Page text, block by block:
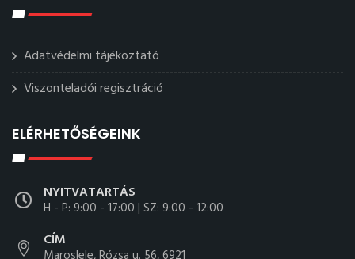
Adatvédelmi tájékoztató
Viszonteladói regisztráció
ELÉRHETŐSÉGEINK
NYITVATARTÁS
H - P: 9:00 - 17:00 | SZ: 9:00 - 12:00
CÍM